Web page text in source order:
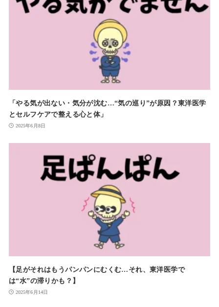
「やる気が出ない・気分が沈む…“気の巡り”が原因？東洋医学
とセルフケアで整える心と体」
2025年6月8日
【足がそれはもうパンパンにむくむ…それ、東洋医学で
は“水”の滞りかも？】
2025年6月14日